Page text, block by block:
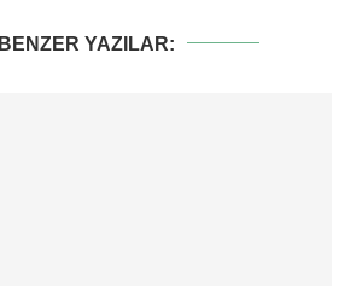
BENZER YAZILAR: